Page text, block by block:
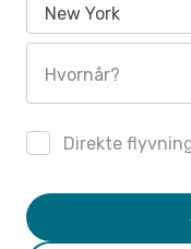
New York
Hvornår?
Direkte